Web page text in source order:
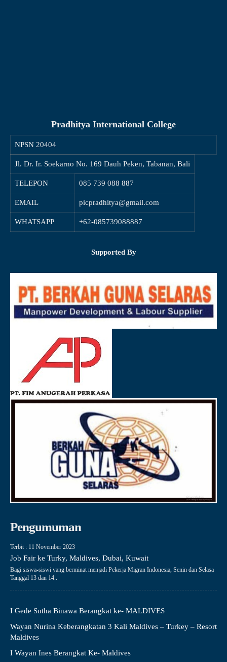
Pradhitya International College
NPSN 20404
Jl. Dr. Ir. Soekarno No. 169 Dauh Peken, Tabanan, Bali
TELEPON 085 739 088 887
EMAIL picpradhitya@gmail.com
WHATSAPP +62-085739088887
Supported By
Pengumuman
Terbit : 11 November 2023
Job Fair ke Turky, Maldives, Dubai, Kuwait
Bagi siswa-siswi yang berminat menjadi Pekerja Migran Indonesia, Senin dan Selasa
Tanggal 13 dan 14..
I Gede Sutha Binawa Berangkat ke- MALDIVES
Wayan Nurina Keberangkatan 3 Kali Maldives – Turkey – Resort
Maldives
I Wayan Ines Berangkat Ke- Maldives